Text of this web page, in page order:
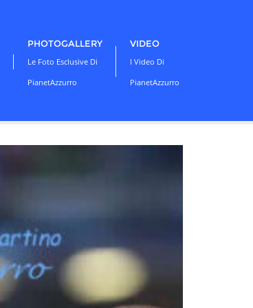
PHOTOGALLERY
Le Foto Esclusive Di
PianetAzzurro
VIDEO
I Video Di
PianetAzzurro